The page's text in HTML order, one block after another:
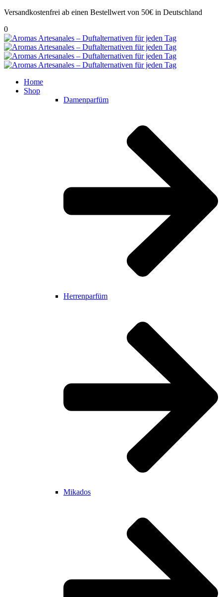
Versandkostenfrei ab einen Bestellwert von 50€ in Deutschland
0
Home
Shop
Damenparfüm
Herrenparfüm
Mikados